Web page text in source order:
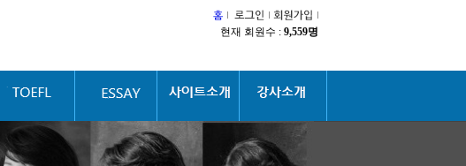
현재 회원수 : 9,559명